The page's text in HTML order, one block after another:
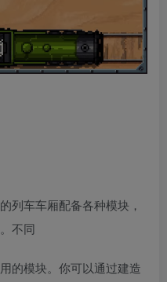
列车车厢配备各种模块，
不同
的模块。你可以通过建造